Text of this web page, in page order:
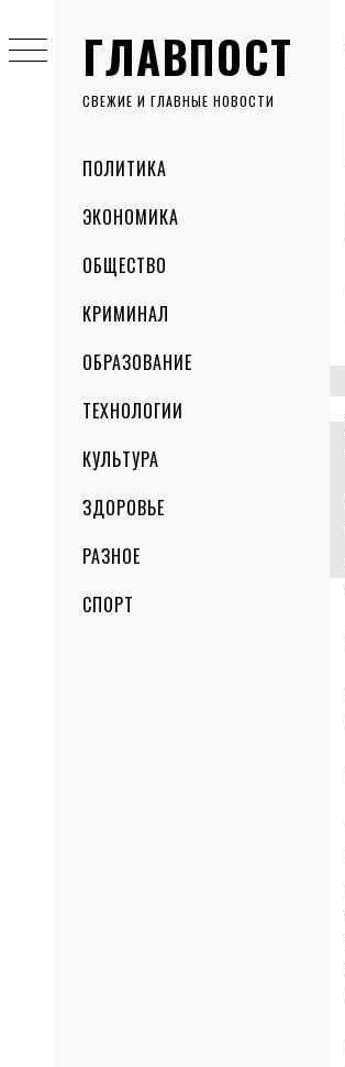
ГЛАВПОСТ
СВЕЖИЕ И ГЛАВНЫЕ НОВОСТИ
MenuПОЛИТИКА
ЭКОНОМИКА
ОБЩЕСТВО
КРИМИНАЛ
ОБРАЗОВАНИЕ
ТЕХНОЛОГИИ
КУЛЬТУРА
ЗДОРОВЬЕ
РАЗНОЕ
СПОРТ
to
content